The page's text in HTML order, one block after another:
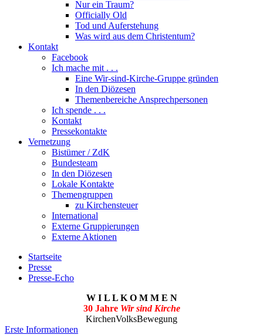
Nur ein Traum?
Officially Old
Tod und Auferstehung
Was wird aus dem Christentum?
Kontakt
Facebook
Ich mache mit . . .
Eine Wir-sind-Kirche-Gruppe gründen
In den Diözesen
Themenbereiche Ansprechpersonen
Ich spende . . .
Kontakt
Pressekontakte
Vernetzung
Bistümer / ZdK
Bundesteam
In den Diözesen
Lokale Kontakte
Themengruppen
zu Kirchensteuer
International
Externe Gruppierungen
Externe Aktionen
Startseite
Presse
Presse-Echo
W I L L K O M M E N
30 Jahre Wir sind Kirche
KirchenVolksBewegung
Erste Informationen